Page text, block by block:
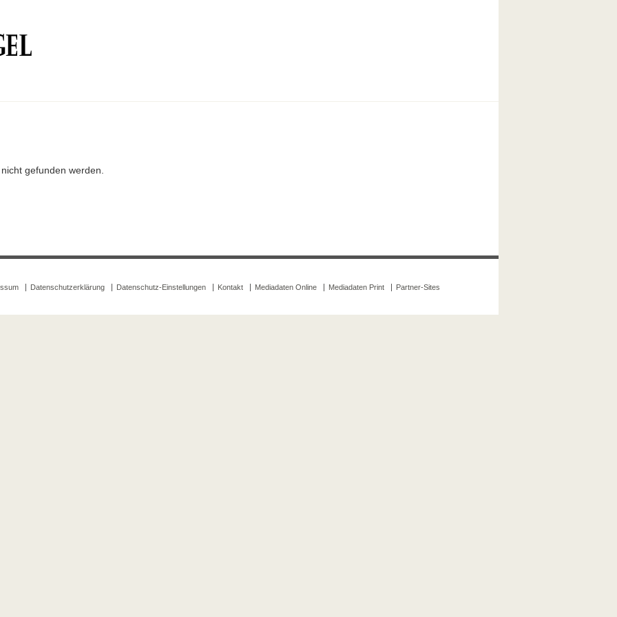
gefunden werden.
Datenschutzerklärung Datenschutz-Einstellungen Kontakt Mediadaten Online Mediadaten Print Partner-Sites